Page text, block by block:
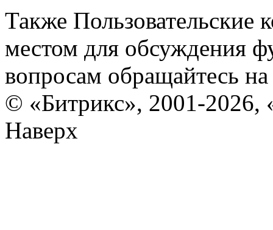
Также Пользовательские
местом для обсуждения
вопросам обращайтесь
© «Битрикс», 2001-2026,
Наверх